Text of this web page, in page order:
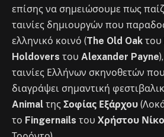
επίσης να σημειώσουμε πως
ταινίες δημιουργών που
ελληνικό κοινό (The Old Oak του
Holdovers του Alexander Payne
ταινίες Ελλήνων σκηνοθετών
διαγράψει σημαντική
Animal της Σοφίας Εξάρχου
το Fingernails του Χρήστου